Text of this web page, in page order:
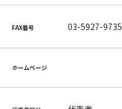
FAX番号 03-5927-9735
ホームページ